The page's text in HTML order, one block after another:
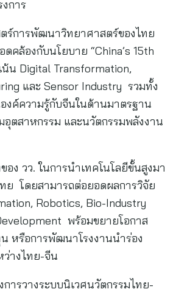
การ
ร์การพัฒนาวิทยาศาสตร์ของไทย
คล้องกับนโยบาย “China’s 15th
น้น Digital Transformation,
และ Sensor Industry รวมทั้ง
งค์ความรู้กับจีนในด้านมาตรฐาน
อุตสาหกรรม และนวัตกรรมพลังงาน
ง วว. ในการนำเทคโนโลยีขั้นสูงมา
ย โดยสามารถต่อยอดผลการวิจัย
Robotics, Bio-Industry
พร้อมขยายโอกาส
น หรือการพัฒนาโรงงานนำร่อง
ว่างไทย-จีน
การวางระบบนิเวศนวัตกรรมไทย-